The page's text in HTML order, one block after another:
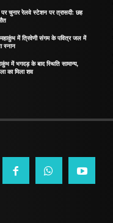
पर चुनार रेलवे स्टेशन पर त्रासदी: छह
महाकुंभ में त्रिवेणी संगम के पवित्र जल में
स्नान
में भगदड़ के बाद स्थिति सामान्य,
का मिला शव